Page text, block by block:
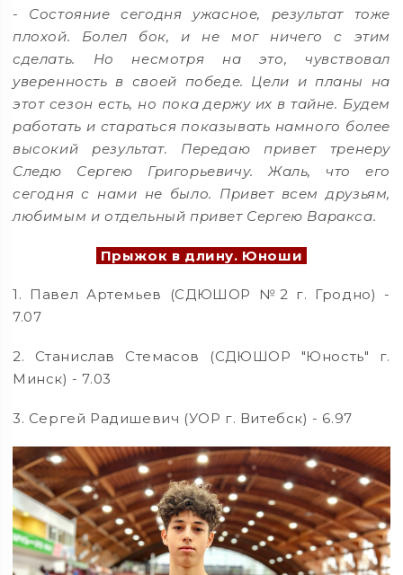
- Состояние сегодня ужасное, результат тоже
плохой. Болел бок, и не мог ничего с этим
сделать. Но несмотря на это, чувствовал
уверенность в своей победе. Цели и планы на
этот сезон есть, но пока держу их в тайне. Будем
работать и стараться показывать намного более
высокий результат. Передаю привет тренеру
Следю Сергею Григорьевичу. Жаль, что его
сегодня с нами не было. Привет всем друзьям,
любимым и отдельный привет Сергею Варакса.
Прыжок в длину. Юноши
1. Павел Артемьев (СДЮШОР №2 г. Гродно) -
7.07
2. Станислав Стемасов (СДЮШОР "Юность" г.
Минск) - 7.03
3. Сергей Радишевич (УОР г. Витебск) - 6.97